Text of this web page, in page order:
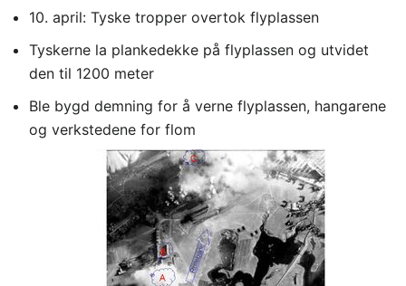
10. april: Tyske tropper overtok flyplassen
Tyskerne la plankedekke på flyplassen og utvidet
den til 1200 meter
Ble bygd demning for å verne flyplassen, hangarene
og verkstedene for flom